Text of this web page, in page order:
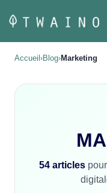
au
contenu
Accueil ›Blog›Marketing
54 articlespour